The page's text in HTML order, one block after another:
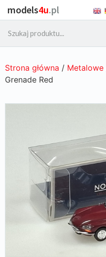
models4u.pl
Strona główna / Metalowe
Grenade Red